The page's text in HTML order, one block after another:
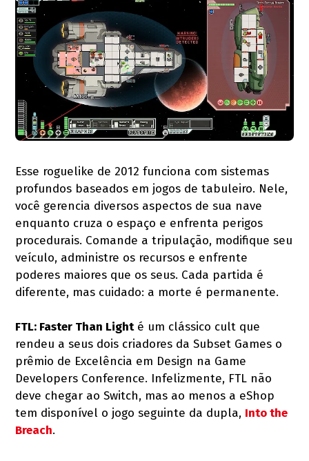
Esse roguelike de 2012 funciona com sistemas
profundos baseados em jogos de tabuleiro. Nele,
você gerencia diversos aspectos de sua nave
enquanto cruza o espaço e enfrenta perigos
procedurais. Comande a tripulação, modifique seu
veículo, administre os recursos e enfrente
poderes maiores que os seus. Cada partida é
diferente, mas cuidado: a morte é permanente.
FTL: Faster Than Lighté um clássico cult que
rendeu a seus dois criadores da Subset Games o
prêmio de Excelência em Design na Game
Developers Conference. Infelizmente, FTL não
deve chegar ao Switch, mas ao menos a eShop
tem disponível o jogo seguinte da dupla, Into the
Breach.